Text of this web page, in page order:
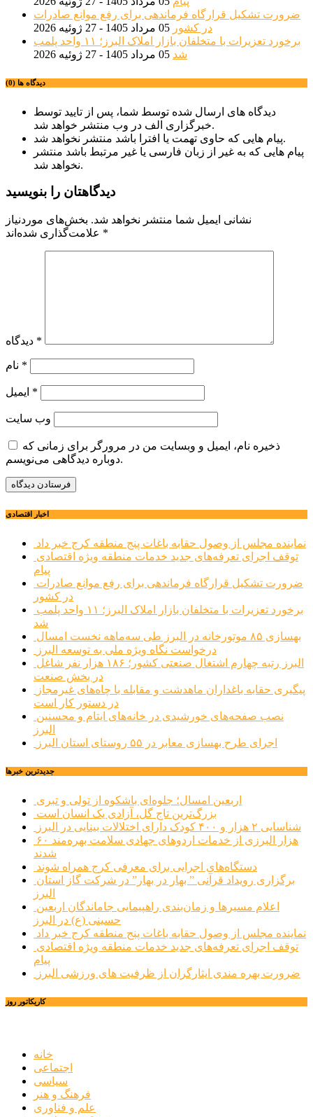
ضرورت تشکیل قرارگاه فرماندهی برای رفع موانع صادرات
در کشور 05 مرداد 1405 - 27 ژوئیه 2026
برخورد تعزیرات با متخلفان بازار املاک البرز؛ ۱۱ واحد پلمب
شد 05 مرداد 1405 - 27 ژوئیه 2026
دیدگاه ها (0)
دیدگاه های ارسال شده توسط شما، پس از تایید توسط
خبرگزاری الف در وب منتشر خواهد شد.
پیام هایی که حاوی تهمت یا افترا باشد منتشر نخواهد شد.
پیام هایی که به غیر از زبان فارسی یا غیر مرتبط باشد منتشر
نخواهد شد.
دیدگاهتان را بنویسید
نشانی ایمیل شما منتشر نخواهد شد. بخش‌های موردنیاز
*
*
*
*
وب‌ سایت
ذخیره نام، ایمیل و وبسایت من در مرورگر برای زمانی که
دوباره دیدگاهی می‌نویسم.
اخبار اقتصادی
نماینده مجلس از وصول حقابه باغات پنج منطقه کرج خبر داد
پیام
در کشور
شد
بهسازی ۸۵ موتورخانه در البرز طی سه‌ماهه نخست امسال
درخواست نگاه ویژه ملی به توسعه البرز
در بخش صنعت
در دستور کار است
البرز
اجرای طرح بهسازی معابر در ۵۵ روستای استان البرز
جديدترين خبرها
اربعین امسال؛ جلوه‌ای باشکوه از تولی و تبری
بزرگ‌ترین تاج گل، آزادی یک انسان است
شناسایی ۲ هزار و ۴۰۰ کودک دارای اختلالات بینایی در البرز
۶۰ هزار البرزی از خدمات اردوهای جهادی سلامت بهره‌مند
شدند
دستگاه‌های اجرایی برای معرفی کرج همراه شوند
البرز
حسینی (ع) در البرز
نماینده مجلس از وصول حقابه باغات پنج منطقه کرج خبر داد
پیام
ضرورت بهره مندی ایثارگران از ظرفیت های ورزشی البرز
کاریکاتور روز
خانه
اجتماعی
سیاسی
فرهنگ و هنر
علم و فناوری